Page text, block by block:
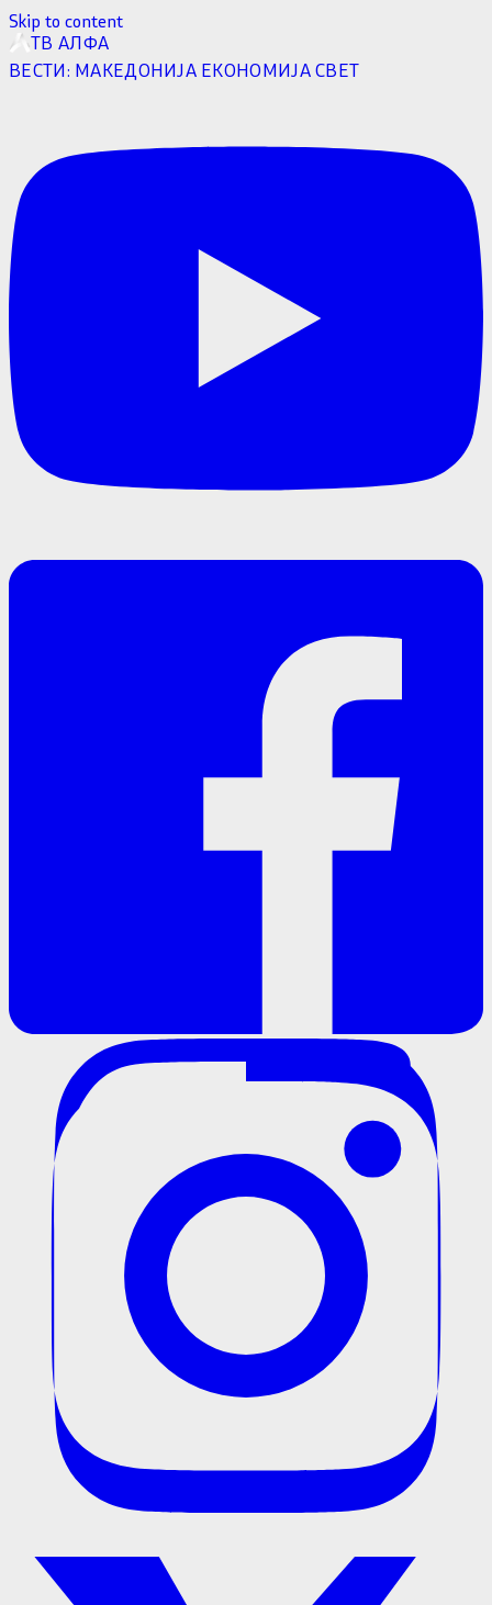
Skip to content
ТВ АЛФА
ВЕСТИ: МАКЕДОНИЈА ЕКОНОМИЈАСВЕТ